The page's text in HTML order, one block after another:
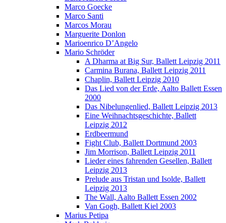
Marco Goecke
Marco Santi
Marcos Morau
Marguerite Donlon
Marioenrico D’Angelo
Mario Schröder
A Dharma at Big Sur, Ballett Leipzig 2011
Carmina Burana, Ballett Leipzig 2011
Chaplin, Ballett Leipzig 2010
Das Lied von der Erde, Aalto Ballett Essen
2000
Das Nibelungenlied, Ballett Leipzig 2013
Eine Weihnachtsgeschichte, Ballett
Leipzig 2012
Erdbeermund
Fight Club, Ballett Dortmund 2003
Jim Morrison, Ballett Leipzig 2011
Lieder eines fahrenden Gesellen, Ballett
Leipzig 2013
Prelude aus Tristan und Isolde, Ballett
Leipzig 2013
The Wall, Aalto Ballett Essen 2002
Van Gogh, Ballett Kiel 2003
Marius Petipa